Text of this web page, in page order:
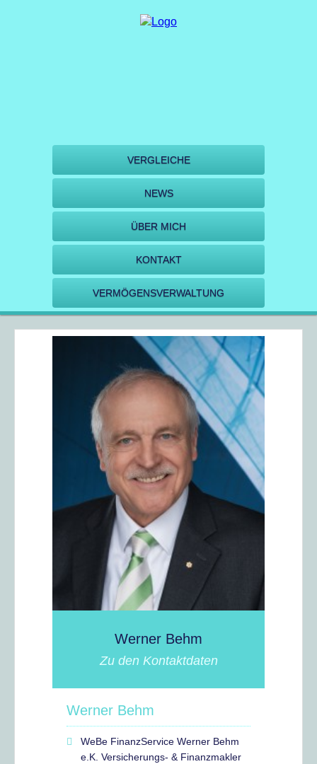
VERGLEICHE
NEWS
ÜBER MICH
KONTAKT
VERMÖGENSVERWALTUNG
Werner Behm
Zu den Kontaktdaten
Werner Behm
WeBe FinanzService Werner Behm
e.K. Versicherungs- & Finanzmakler